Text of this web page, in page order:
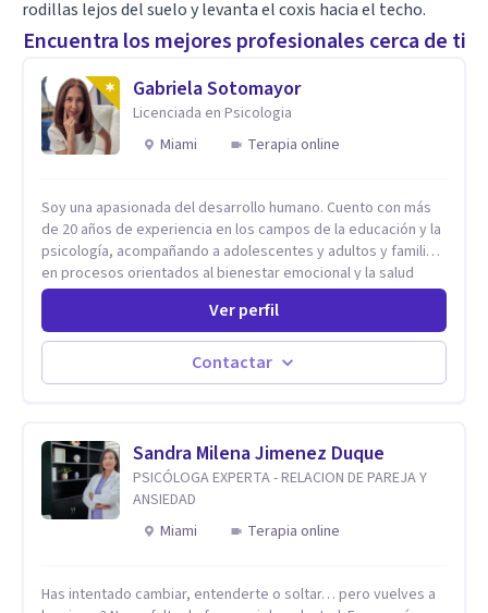
rodillas lejos del suelo y levanta el coxis hacia el techo.
Encuentra los mejores profesionales cerca de ti
Gabriela Sotomayor
Licenciada en Psicologia
Miami
Terapia online
Soy una apasionada del desarrollo humano. Cuento con más
de 20 años de experiencia en los campos de la educación y la
psicología, acompañando a adolescentes y adultos y familias
en procesos orientados al bienestar emocional y la salud
mental. Mi visión es contribuir, a través de mi trabajo, a que
las personas accedan a una vida más digna, plena y con
sentido. Considero que esto es posible cuando
desarrollamos una mayor conciencia de nuestro mundo
interior y de la manera en que nuestras experiencias influyen
basado en la comprensión, la compasión y el respeto por el
ritmo de cada persona. Integro conocimientos y herramientas
de la psicología con un enfoque informado en trauma para
ayudar a mis clientes a comprender sus conflictos internos,
fortalecer sus recursos personales, desarrollar nuevas
autoconciencia como un camino fundamental para la
Ver perfil
Contactar
Sandra Milena Jimenez Duque
PSICÓLOGA EXPERTA - RELACION DE PAREJA Y
ANSIEDAD
Miami
Terapia online
Has intentado cambiar, entenderte o soltar… pero vuelves a